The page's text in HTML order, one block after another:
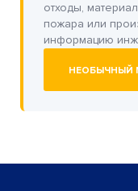
отходы,
пожара или
информацию
НЕОБЫЧНЫЙ